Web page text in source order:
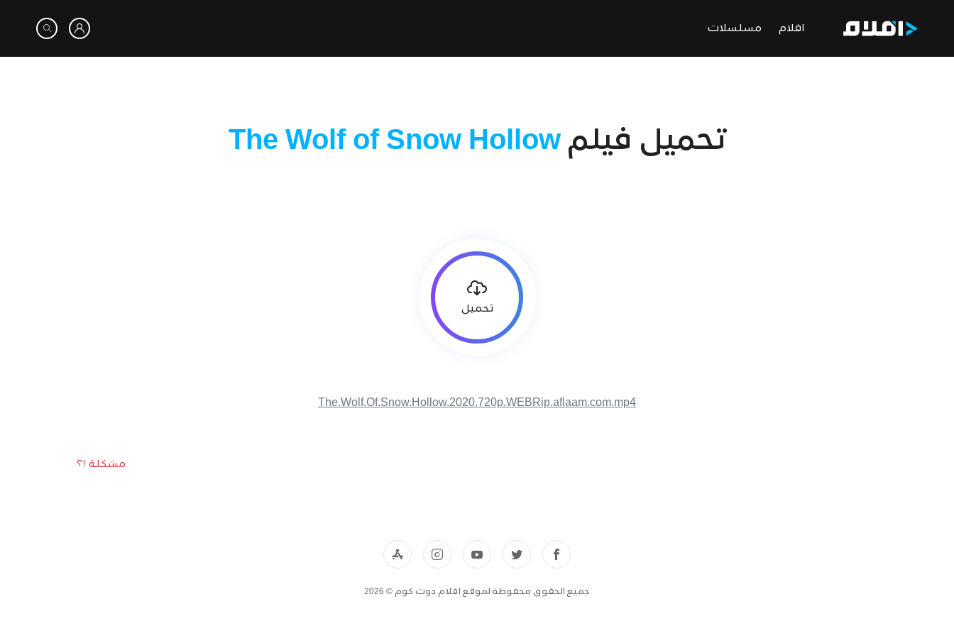
افلام مسلسلات
تحميل فيلمThe Wolf of Snow Hollow
تحميل
The.Wolf.Of.Snow.Hollow.2020.720p.WEBRip.aflaam.com.mp4
مشكلة !؟
جميع الحقوق محفوظة لموقع افلام دوت كوم © 2026